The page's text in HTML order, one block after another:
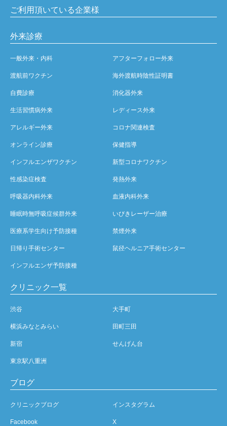
ご利用頂いている企業様
外来診療
一般外来・内科 アフターフォロー外来
渡航前ワクチン 海外渡航時陰性証明書
自費診療 消化器外来
生活習慣病外来 レディース外来
アレルギー外来 コロナ関連検査
オンライン診療 保健指導
インフルエンザワクチン 新型コロナワクチン
性感染症検査 発熱外来
呼吸器内科外来 血液内科外来
睡眠時無呼吸症候群外来 いびきレーザー治療
医療系学生向け予防接種 禁煙外来
日帰り手術センター 鼠径ヘルニア手術センター
インフルエンザ予防接種
クリニック一覧
渋谷 大手町
横浜みなとみらい 田町三田
新宿 せんげん台
東京駅八重洲
ブログ
クリニックブログ インスタグラム
Facebook X